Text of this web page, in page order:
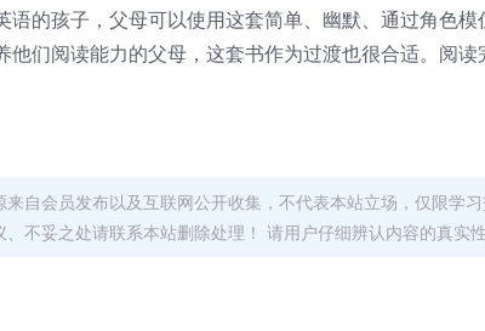
语的孩子，父母可以使用这套简单、幽默、通过角色
他们阅读能力的父母，这套书作为过渡也很合适。阅
来自会员发布以及互联网公开收集，不代表本站立场，仅限学
不妥之处请联系本站删除处理！ 请用户仔细辨认内容的真实